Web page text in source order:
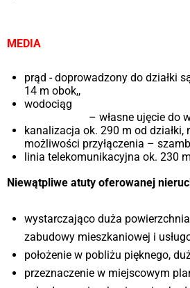
MEDIA
prąd - doprowadzony do działki
14 m obok,,
wodociąg
– własne ujęcie do
kanalizacja ok. 290 m od działki,
możliwości przyłączenia –
linia telekomunikacyjna ok. 230
Niewątpliwe atuty oferowanej
wystarczająco duża
zabudowy mieszkaniowej i
położenie w pobliżu pięknego,
przeznaczenie w miejscowym